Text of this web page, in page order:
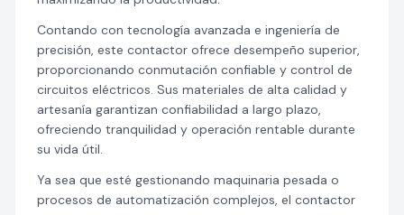
Contando con tecnología avanzada e ingeniería de
precisión, este contactor ofrece desempeño superior,
proporcionando conmutación confiable y control de
circuitos eléctricos. Sus materiales de alta calidad y
artesanía garantizan confiabilidad a largo plazo,
ofreciendo tranquilidad y operación rentable durante
su vida útil.
Ya sea que esté gestionando maquinaria pesada o
procesos de automatización complejos, el contactor